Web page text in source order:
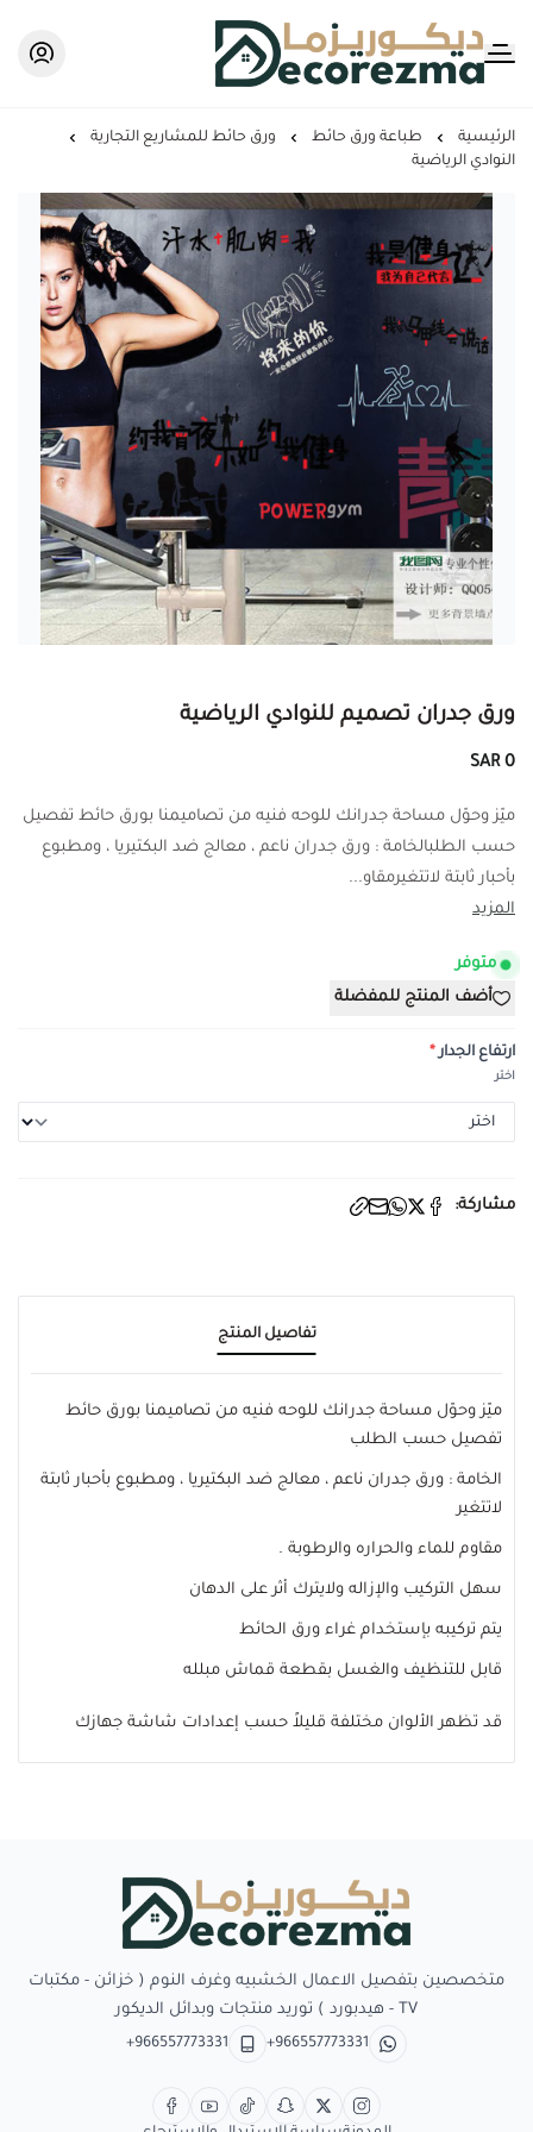
Decorezma
الرئيسية طباعة ورق حائط
ورق حائط للمشاريع التجارية
النوادي الرياضية
ورق جدران تصميم للنوادي الرياضية
0 SAR
ميّز وحوّل مساحة جدرانك للوحه فنيه من تصاميمنا بورق حائط تفصيل
حسب الطلبالخامة : ورق جدران ناعم ، معالج ضد البكتيريا ، ومطبوع
بأحبار ثابتة لاتتغيرمقاو...
المزيد
متوفر
أضف المنتج للمفضلة
ارتفاع الجدار*
اختر
مشاركة:
تفاصيل المنتج
ميّز وحوّل مساحة جدرانك للوحه فنيه من تصاميمنا بورق حائط
تفصيل حسب الطلب
الخامة : ورق جدران ناعم ، معالج ضد البكتيريا ، ومطبوع بأحبار ثابتة
لاتتغير
مقاوم للماء والحراره والرطوبة .
سهل التركيب والإزاله ولايترك أثر على الدهان
يتم تركيبه بإستخدام غراء ورق الحائط
قابل للتنظيف والغسل بقطعة قماش مبلله
قد تظهر الألوان مختلفة قليلاً حسب إعدادات شاشة جهازك
متخصصين بتفصيل الاعمال الخشبيه وغرف النوم ( خزائن - مكتبات
TV - هيدبورد ) توريد منتجات وبدائل الديكور
+966557773331
+966557773331